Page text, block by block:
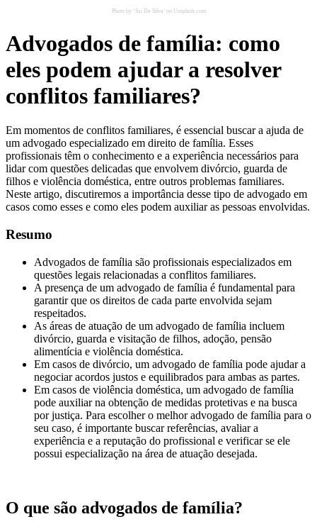
Photo by ‘Sai De Silva’ on Unsplash.com
Advogados de família: como
eles podem ajudar a resolver
conflitos familiares?
Em momentos de conflitos familiares, é essencial buscar a ajuda de
um advogado especializado em direito de família. Esses
profissionais têm o conhecimento e a experiência necessários para
lidar com questões delicadas que envolvem divórcio, guarda de
filhos e violência doméstica, entre outros problemas familiares.
Neste artigo, discutiremos a importância desse tipo de advogado em
casos como esses e como eles podem auxiliar as pessoas envolvidas.
Resumo
Advogados de família são profissionais especializados em
questões legais relacionadas a conflitos familiares.
A presença de um advogado de família é fundamental para
garantir que os direitos de cada parte envolvida sejam
respeitados.
As áreas de atuação de um advogado de família incluem
divórcio, guarda e visitação de filhos, adoção, pensão
alimentícia e violência doméstica.
Em casos de divórcio, um advogado de família pode ajudar a
negociar acordos justos e equilibrados para ambas as partes.
Em casos de violência doméstica, um advogado de família
pode auxiliar na obtenção de medidas protetivas e na busca
por justiça. Para escolher o melhor advogado de família para o
seu caso, é importante buscar referências, avaliar a
experiência e a reputação do profissional e verificar se ele
possui especialização na área de atuação desejada.
O que são advogados de família?